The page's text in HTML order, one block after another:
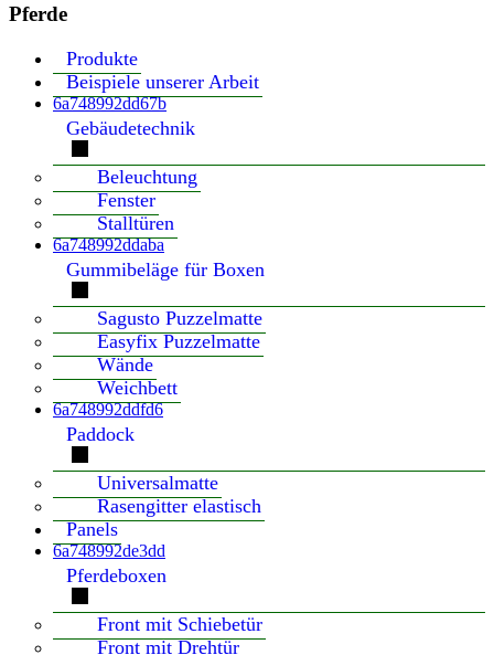
Pferde
Produkte
Beispiele unserer Arbeit
6a748992dd67b
Gebäudetechnik
Beleuchtung
Fenster
Stalltüren
6a748992ddaba
Gummibeläge für Boxen
Sagusto Puzzelmatte
Easyfix Puzzelmatte
Wände
Weichbett
6a748992ddfd6
Paddock
Universalmatte
Rasengitter elastisch
Panels
6a748992de3dd
Pferdeboxen
Front mit Schiebetür
Front mit Drehtür